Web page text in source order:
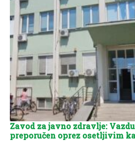
Zavod za javno zdravlje:
preporučen oprez osetljivim